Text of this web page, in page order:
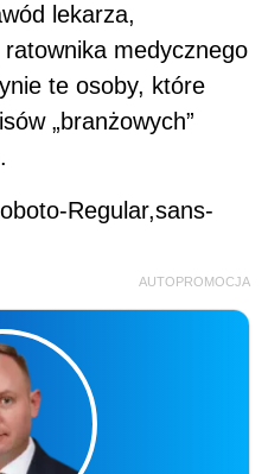
lekarza,
medycznego
te osoby, które
„branżowych”
Regular,sans-
AUTOPROMOCJA